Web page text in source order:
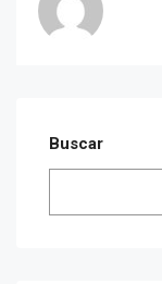
Buscar